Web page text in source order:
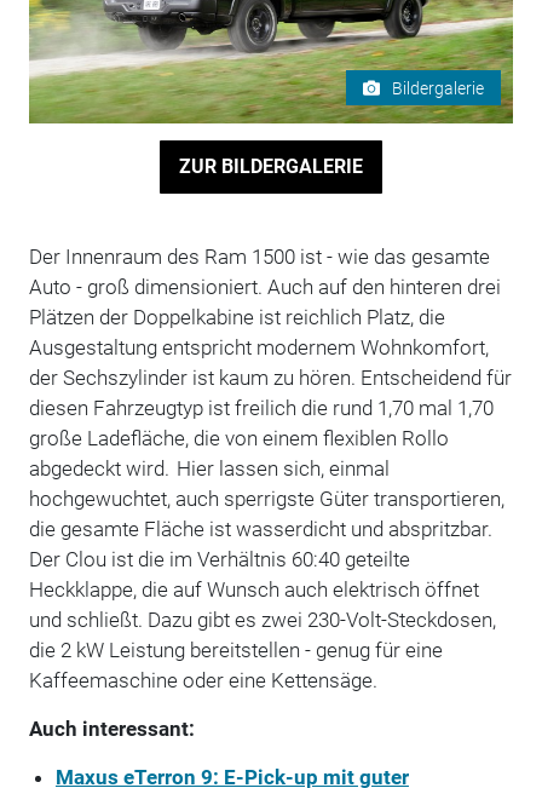
Bildergalerie
ZUR BILDERGALERIE
Der Innenraum des Ram 1500 ist - wie das gesamte
Auto - groß dimensioniert. Auch auf den hinteren drei
Plätzen der Doppelkabine ist reichlich Platz, die
Ausgestaltung entspricht modernem Wohnkomfort,
der Sechszylinder ist kaum zu hören. Entscheidend für
diesen Fahrzeugtyp ist freilich die rund 1,70 mal 1,70
große Ladefläche, die von einem flexiblen Rollo
abgedeckt wird. Hier lassen sich, einmal
hochgewuchtet, auch sperrigste Güter transportieren,
die gesamte Fläche ist wasserdicht und abspritzbar.
Der Clou ist die im Verhältnis 60:40 geteilte
Heckklappe, die auf Wunsch auch elektrisch öffnet
und schließt. Dazu gibt es zwei 230-Volt-Steckdosen,
die 2 kW Leistung bereitstellen - genug für eine
Kaffeemaschine oder eine Kettensäge.
Auch interessant:
Maxus eTerron 9: E-Pick-up mit guter